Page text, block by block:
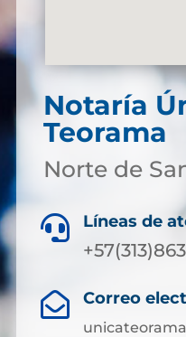
Notaría
Teorama
Norte de
 Líneas de
 Correo